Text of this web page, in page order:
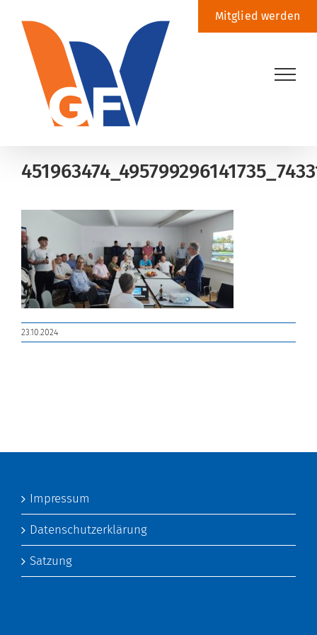
Inhalt
springen
Mitglied werden
23.10.2024
Impressum
Datenschutzerklärung
Satzung